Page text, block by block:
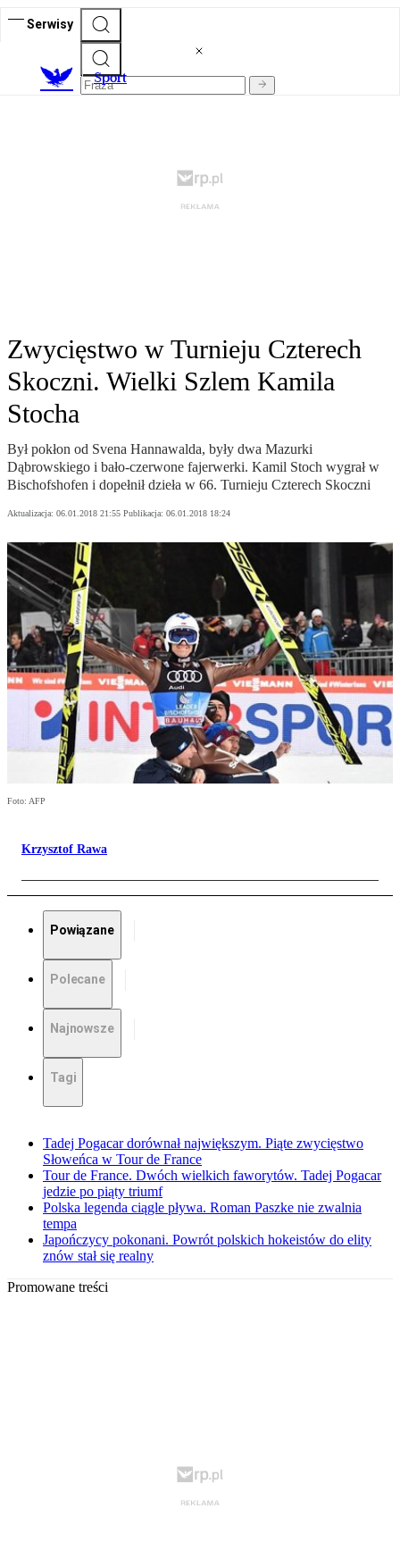
Serwisy
Sport
Zwycięstwo w Turnieju Czterech
Skoczni. Wielki Szlem Kamila
Stocha
Był pokłon od Svena Hannawalda, były dwa Mazurki
Dąbrowskiego i bało-czerwone fajerwerki. Kamil Stoch wygrał w
Bischofshofen i dopełnił dzieła w 66. Turnieju Czterech Skoczni
Aktualizacja: 06.01.2018 21:55 Publikacja: 06.01.2018 18:24
Foto: AFP
Krzysztof Rawa
Powiązane
Polecane
Najnowsze
Tagi
Tadej Pogacar dorównał największym. Piąte zwycięstwo
Słoweńca w Tour de France
Tour de France. Dwóch wielkich faworytów. Tadej Pogacar
jedzie po piąty triumf
Polska legenda ciągle pływa. Roman Paszke nie zwalnia
tempa
Japończycy pokonani. Powrót polskich hokeistów do elity
znów stał się realny
Promowane treści